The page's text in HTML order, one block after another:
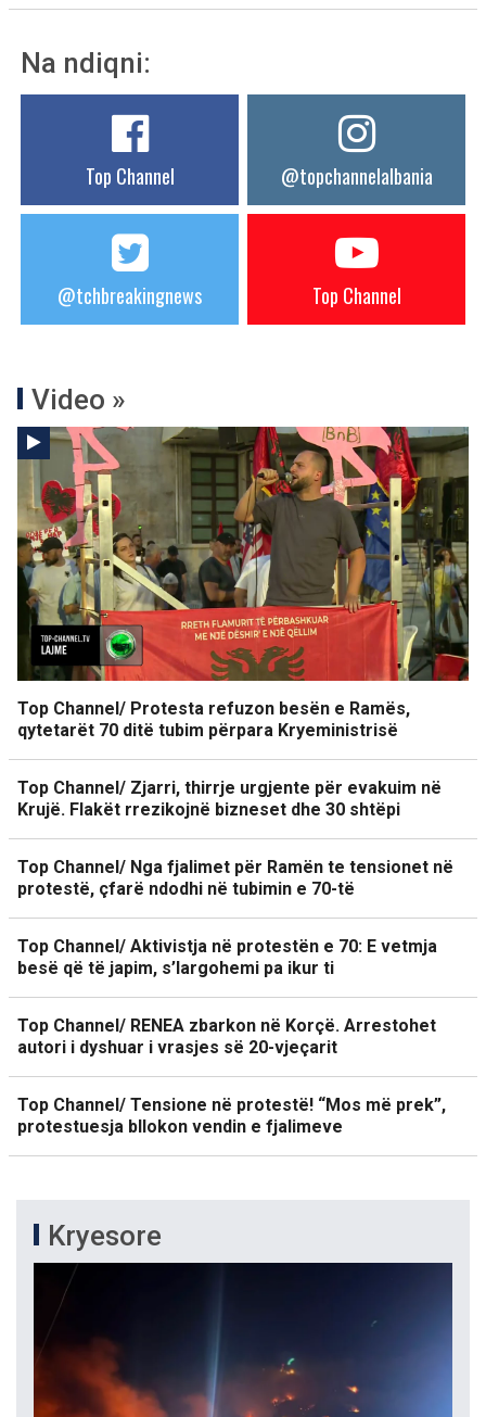
Na ndiqni:
Top Channel @topchannelalbania
@tchbreakingnews Top Channel
Video »
Top Channel/ Protesta refuzon besën e Ramës,
qytetarët 70 ditë tubim përpara Kryeministrisë
Top Channel/ Zjarri, thirrje urgjente për evakuim në
Krujë. Flakët rrezikojnë bizneset dhe 30 shtëpi
Top Channel/ Nga fjalimet për Ramën te tensionet në
protestë, çfarë ndodhi në tubimin e 70-të
Top Channel/ Aktivistja në protestën e 70: E vetmja
besë që të japim, s’largohemi pa ikur ti
Top Channel/ RENEA zbarkon në Korçë. Arrestohet
autori i dyshuar i vrasjes së 20-vjeçarit
Top Channel/ Tensione në protestë! “Mos më prek”,
protestuesja bllokon vendin e fjalimeve
Kryesore